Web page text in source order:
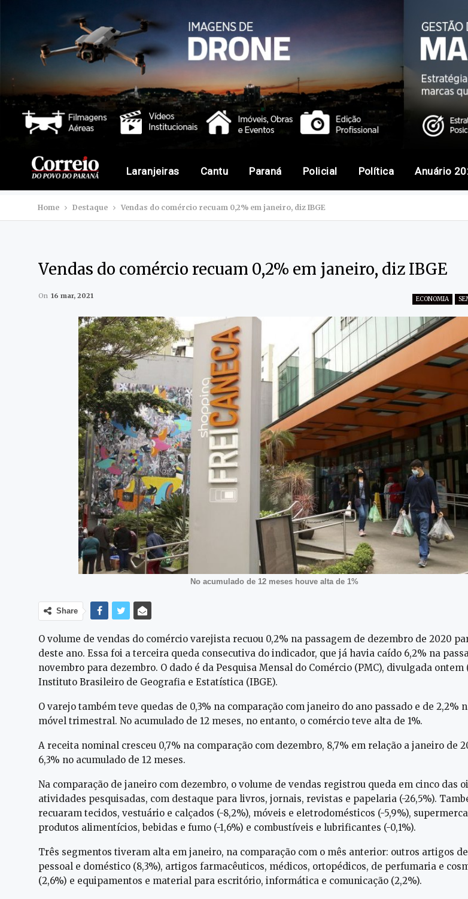
Laranjeiras Cantu Paraná Policial Política Anuário
Home Destaque Vendas do comércio recuam 0,2% em janeiro, diz IBGE
Vendas do comércio recuam 0,2% em janeiro, diz IBGE
ECONOMIA
On 16 mar, 2021
No acumulado de 12 meses houve alta de 1%
Share
O volume de vendas do comércio varejista recuou 0,2% na passagem de dezembro de 2020
deste ano. Essa foi a terceira queda consecutiva do indicador, que já havia caído 6,2% na
novembro para dezembro. O dado é da Pesquisa Mensal do Comércio (PMC), divulgada ontem
Instituto Brasileiro de Geografia e Estatística (IBGE).
O varejo também teve quedas de 0,3% na comparação com janeiro do ano passado e de 2,2%
móvel trimestral. No acumulado de 12 meses, no entanto, o comércio teve alta de 1%.
A receita nominal cresceu 0,7% na comparação com dezembro, 8,7% em relação a janeiro de
6,3% no acumulado de 12 meses.
Na comparação de janeiro com dezembro, o volume de vendas registrou queda em cinco das
atividades pesquisadas, com destaque para livros, jornais, revistas e papelaria (-26,5%).
recuaram tecidos, vestuário e calçados (-8,2%), móveis e eletrodomésticos (-5,9%),
produtos alimentícios, bebidas e fumo (-1,6%) e combustíveis e lubrificantes (-0,1%).
Três segmentos tiveram alta em janeiro, na comparação com o mês anterior: outros artigos
pessoal e doméstico (8,3%), artigos farmacêuticos, médicos, ortopédicos, de perfumaria e
(2,6%) e equipamentos e material para escritório, informática e comunicação (2,2%).